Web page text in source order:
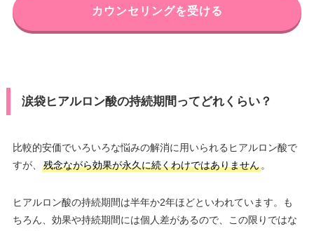
カウンセリングを受ける
涙袋ヒアルロン酸の持続期間ってどれくらい？
比較的安価でいろいろな悩みの解消に用いられるヒアルロン酸で
すが、
残念ながら効果が永久に続くわけではありません。
ヒアルロン酸の持続期間は半年か2年ほどといわれています。も
ちろん、効果や持続期間には個人差があるので、この限りではな